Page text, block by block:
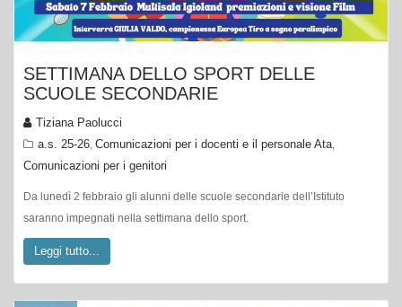
SETTIMANA DELLO SPORT DELLE
SCUOLE SECONDARIE
Tiziana Paolucci
a.s. 25-26, Comunicazioni per i docenti e il personale Ata,
Comunicazioni per i genitori
Da lunedì 2 febbraio gli alunni delle scuole secondarie dell’Istituto
saranno impegnati nella settimana dello sport.
Leggi tutto...